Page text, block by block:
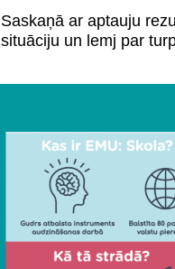
Saskaņā ar aptauju
situāciju un lemj par